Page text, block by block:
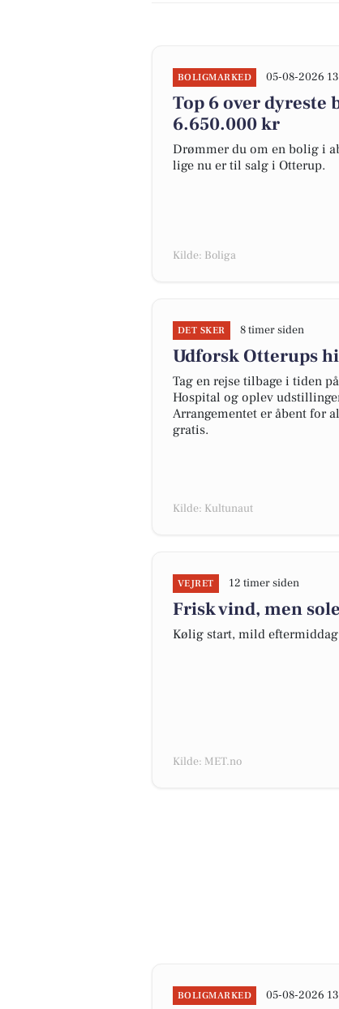
BOLIGMARKED 05-08-2026
Top 6 over
6.650.000 kr
Drømmer du om en bolig i
lige nu er til salg i Otterup.
Kilde: Boliga
DET SKER 8 timer siden
Udforsk Otterups
Tag en rejse tilbage i tiden
Hospital og oplev
Arrangementet er åbent for
gratis.
Kilde: Kultunaut
VEJRET 12 timer siden
Frisk vind, men
Kølig start, mild
Kilde: MET.no
BOLIGMARKED 05-08-2026